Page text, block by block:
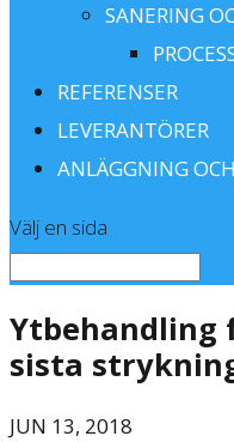
SANERING
REFERENSER
LEVERANTÖRER
ANLÄGGNING
Välj en sida
sista
JUN 13, 2018